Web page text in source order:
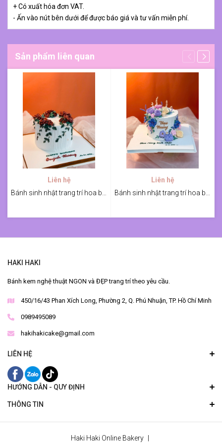
+ Có xuất hóa đơn VAT.
- Ấn vào nút bên dưới để được báo giá và tư vấn miễn phí.
Sản phẩm liên quan
Liên hệ
Liên hệ
HAKI HAKI
Bánh kem nghệ thuật NGON và ĐẸP trang trí theo yêu cầu.
450/16/43 Phan Xích Long, Phường 2, Q. Phú Nhuận, TP. Hồ Chí Minh
0989495089
hakihakicake@gmail.com
LIÊN HỆ
HƯỚNG DẪN - QUY ĐỊNH
THÔNG TIN
Haki Haki Online Bakery